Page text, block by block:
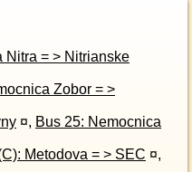
Nitrianske
Zobor = >
¤, Bus 25: Nemocnica
Bus 26 (C): Metodova = > SEC ¤,